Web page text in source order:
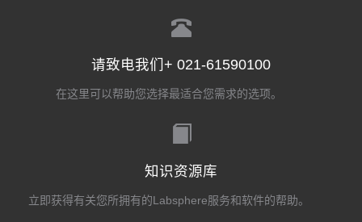
请致电我们+ 021-61590100
在这里可以帮助您选择最适合您需求的选项。
知识资源库
立即获得有关您所拥有的Labsphere服务和软件的帮助。